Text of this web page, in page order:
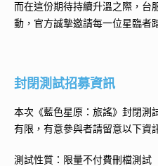
而在這份期待持續升溫之際，台
動，官方誠摯邀請每一位星臨者
封閉測試招募資訊
本次《藍色星原：旅謠》封閉測
有限，有意參與者請留意以下資
測試性質：限量不付費刪檔測試